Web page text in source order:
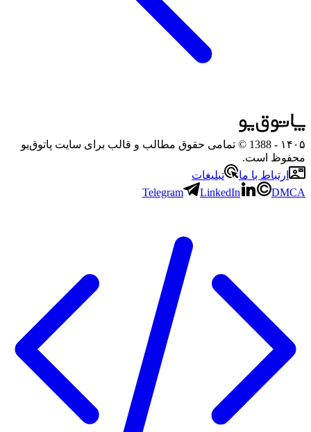
۱۴۰۵
- 1388 © تمامی حقوق مطالب و قالب برای سایت پاتوق‌یو
محفوظ است.
ارتباط با ما
تبلیغات
Telegram
LinkedIn DMCA